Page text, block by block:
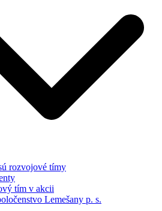
rozvojové tímy
tím v akcii
Lemešany p. s.